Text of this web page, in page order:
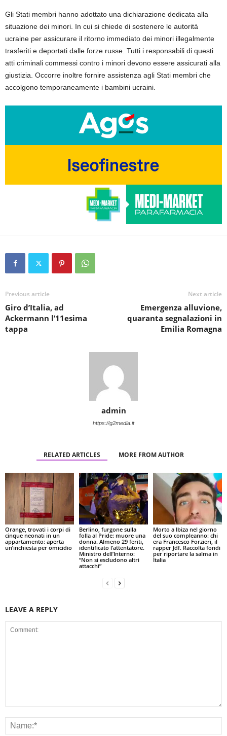
Gli Stati membri hanno adottato una dichiarazione dedicata alla
situazione dei minori. In cui si chiede di sostenere le autorità
ucraine per assicurare il ritorno immediato dei minori illegalmente
trasferiti e deportati dalle forze russe. Tutti i responsabili di questi
atti criminali commessi contro i minori devono essere assicurati alla
giustizia. Occorre inoltre fornire assistenza agli Stati membri che
accolgono temporaneamente i bambini ucraini.
Previous article
Giro d’Italia, ad
Ackermann l’11esima
tappa
Next article
Emergenza alluvione,
quaranta segnalazioni in
Emilia Romagna
admin
https://g2media.it
RELATED ARTICLES MORE FROM AUTHOR
Orange, trovati i corpi di
cinque neonati in un
appartamento: aperta
un’inchiesta per omicidio
Berlino, furgone sulla
folla al Pride: muore una
donna. Almeno 29 feriti,
identificato l’attentatore.
Ministro dell’Interno:
“Non si escludono altri
attacchi”
Morto a Ibiza nel giorno
del suo compleanno: chi
era Francesco Forzieri, il
rapper Jdf. Raccolta fondi
per riportare la salma in
Italia
LEAVE A REPLY